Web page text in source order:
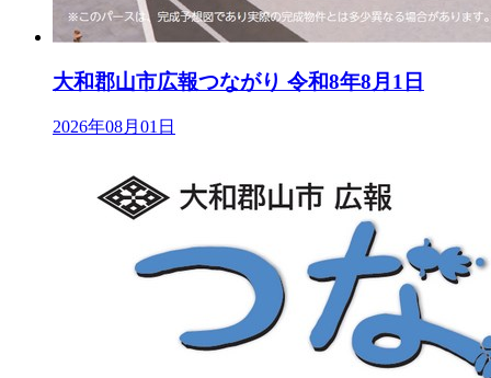
大和郡山市広報つながり 令和8年8月1日
2026年08月01日